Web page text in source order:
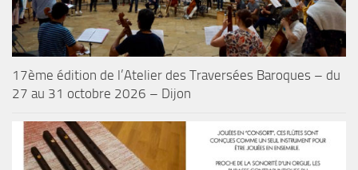
17ème édition de l’Atelier des Traversées Baroques – du
27 au 31 octobre 2026 – Dijon